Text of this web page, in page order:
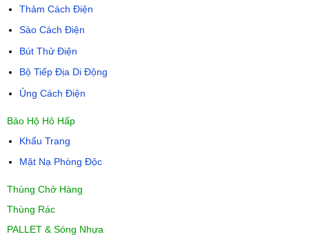
Thảm Cách Điện
Sào Cách Điện
Bút Thử Điện
Bộ Tiếp Địa Di Động
Ủng Cách Điện
Bảo Hộ Hô Hấp
Khẩu Trang
Mặt Nạ Phòng Độc
Thùng Chở Hàng
Thùng Rác
PALLET & Sóng Nhựa